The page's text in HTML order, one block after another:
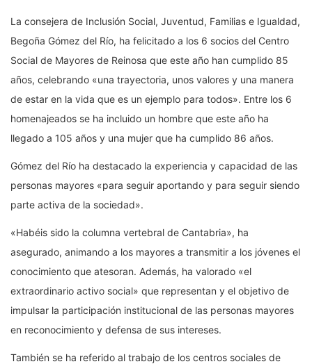
La consejera de Inclusión Social, Juventud, Familias e Igualdad,
Begoña Gómez del Río, ha felicitado a los 6 socios del Centro
Social de Mayores de Reinosa que este año han cumplido 85
años, celebrando «una trayectoria, unos valores y una manera
de estar en la vida que es un ejemplo para todos». Entre los 6
homenajeados se ha incluido un hombre que este año ha
llegado a 105 años y una mujer que ha cumplido 86 años.
Gómez del Río ha destacado la experiencia y capacidad de las
personas mayores «para seguir aportando y para seguir siendo
parte activa de la sociedad».
«Habéis sido la columna vertebral de Cantabria», ha
asegurado, animando a los mayores a transmitir a los jóvenes el
conocimiento que atesoran. Además, ha valorado «el
extraordinario activo social» que representan y el objetivo de
impulsar la participación institucional de las personas mayores
en reconocimiento y defensa de sus intereses.
También se ha referido al trabajo de los centros sociales de